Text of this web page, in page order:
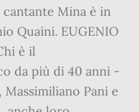
Mina è in
Quaini. EUGENIO
è il
da più di 40 anni -
Pani e